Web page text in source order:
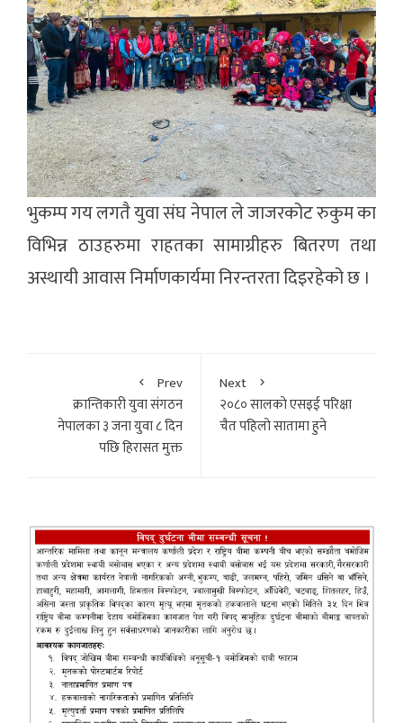
भुकम्प गय लगतै युवा संघ नेपाल ले जाजरकोट रुकुम का
विभिन्न ठाउहरुमा राहतका सामाग्रीहरु बितरण तथा
अस्थायी आवास निर्माणकार्यमा निरन्तरता दिइरहेको छ ।
Prev
क्रान्तिकारी युवा संगठन
नेपालका ३ जना युवा ८ दिन
पछि हिरासत मुक्त
Next
२०८० सालकाे एसइई परिक्षा
चैत पहिलाे सातामा हुने